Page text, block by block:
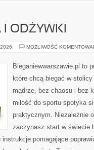
I ODŻYWKI
MOŻLIWOŚĆ
Bieganiewwarszawie.pl to
które chcą biegać w
mądrze, bez chaosu i bez
miłość do sportu spotyka
praktycznym. Niezależnie
zaczynasz start w świecie
pomagające